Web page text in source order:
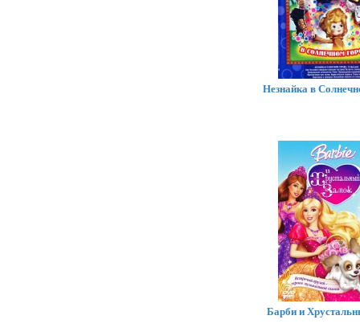
Незнайка в
Барби и